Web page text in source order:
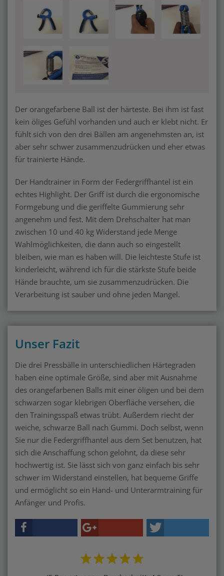
Der orangefarbene Ball ist der härteste. Bei ihm ist fast
kein öliges Gefühl vorhanden und auch er klebt nicht. Er
fühlt sich von den drei Bällen am angenehmsten an, ist
aber sehr schwer zusammenzudrücken und eher etwas
für trainierte Hände.
Der Handtrainer in Form der Federgriffhantel ist ein
echtes Highlight. Der Griff ist durch die ergonomische
Formgebung und die geriffelte Gummierung sehr
angenehm und fest. Mit dem Drehschalter hat man
zwischen 10 und 40 kg Widerstand jede Menge
Wahlmöglichkeiten, die dann auch so eingestellt
bleiben, wie man es haben will. Die leichteste Stufe ist
kinderleicht, während ich für die stärkste Stufe beide
Hände brauchte, um sie zusammenzudrücken. Die
Verarbeitung ist sauber und ohne jeden Mangel.
Unser Fazit
Die drei Pressbälle in unterschiedlichen Härtegraden
haben eine optimale Größe, sind aber mit Ausnahme
des orangefarbenen Balls mit einer öligen und bei dem
schwarzen sogar klebrigen Oberfläche versehen, die
den Trainingsspaß etwas trübt. Außerdem riecht der
weiche, schwarze Ball nach Gummi. Doch selbst, wenn
Sie nur die Federgriffhantel aus dem Set benutzen, hat
sich die Anschaffung schon gelohnt, da diese sehr
hochwertig ist. Sie lässt sich von ganz einfach bis sehr
schwer im Widerstand einstellen, hat bequeme Griffe
und ermöglicht so ein Hand- und Unterarmtraining für
Anfänger und Profis.